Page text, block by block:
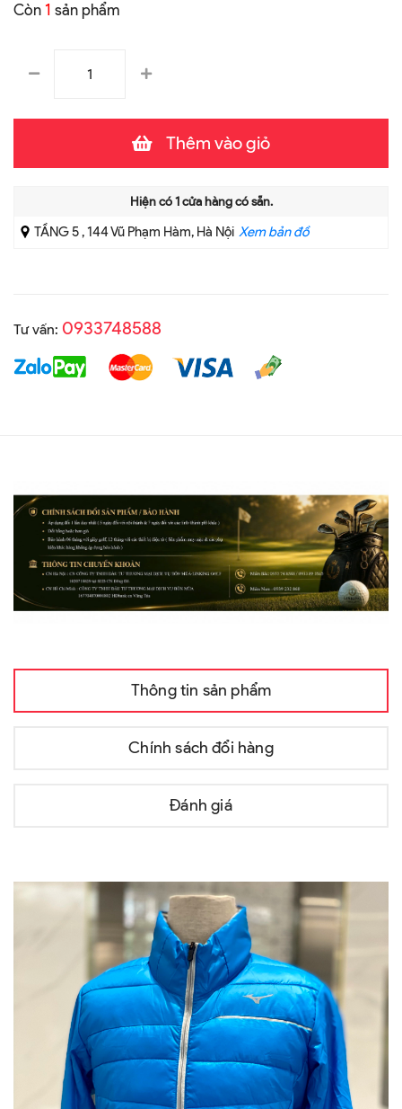
Còn 1 sản phẩm
Thêm vào giỏ
Hiện có1cửa hàng có sẵn.
TẦNG 5 , 144 Vũ Phạm Hàm, Hà Nội Xem bản đồ
Tư vấn: 0933748588
Thông tin sản phẩm
Chính sách đổi hàng
Đánh giá